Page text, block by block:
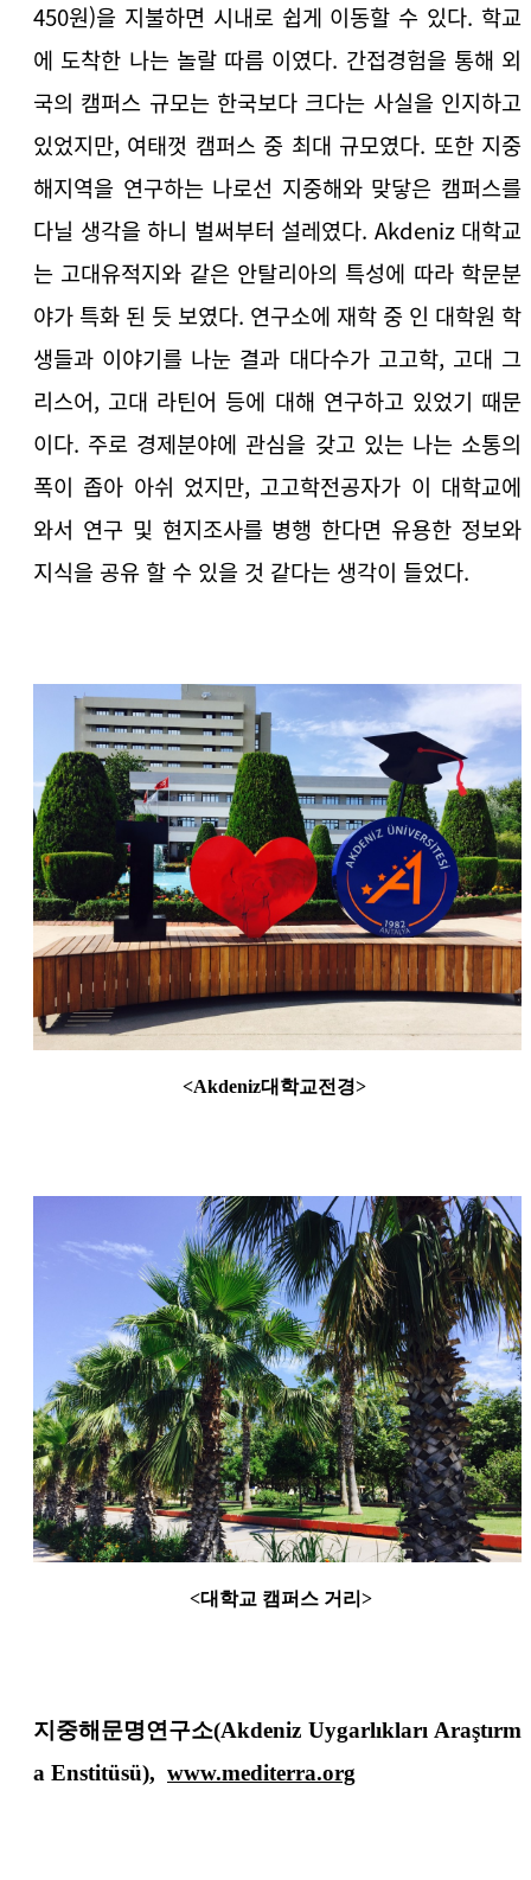
450원)을 지불하면 시내로 쉽게 이동할 수 있다. 학교
에 도착한 나는 놀랄 따름 이였다. 간접경험을 통해 외
국의 캠퍼스 규모는 한국보다 크다는 사실을 인지하고
있었지만, 여태껏 캠퍼스 중 최대 규모였다. 또한 지중
해지역을 연구하는 나로선 지중해와 맞닿은 캠퍼스를
다닐 생각을 하니 벌써부터 설레였다. Akdeniz 대학교
는 고대유적지와 같은 안탈리아의 특성에 따라 학문분
야가 특화 된 듯 보였다. 연구소에 재학 중 인 대학원 학
생들과 이야기를 나눈 결과 대다수가 고고학, 고대 그
리스어, 고대 라틴어 등에 대해 연구하고 있었기 때문
이다. 주로 경제분야에 관심을 갖고 있는 나는 소통의
폭이 좁아 아쉬 었지만, 고고학전공자가 이 대학교에
와서 연구 및 현지조사를 병행 한다면 유용한 정보와
지식을 공유 할 수 있을 것 같다는 생각이 들었다.
<Akdeniz대학교전경>
<대학교 캠퍼스 거리>
지중해문명연구소(Akdeniz Uygarlıkları Araştırm
a Enstitüsü), www.mediterra.org